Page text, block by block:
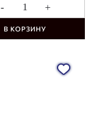
- +
В КОРЗИНУ